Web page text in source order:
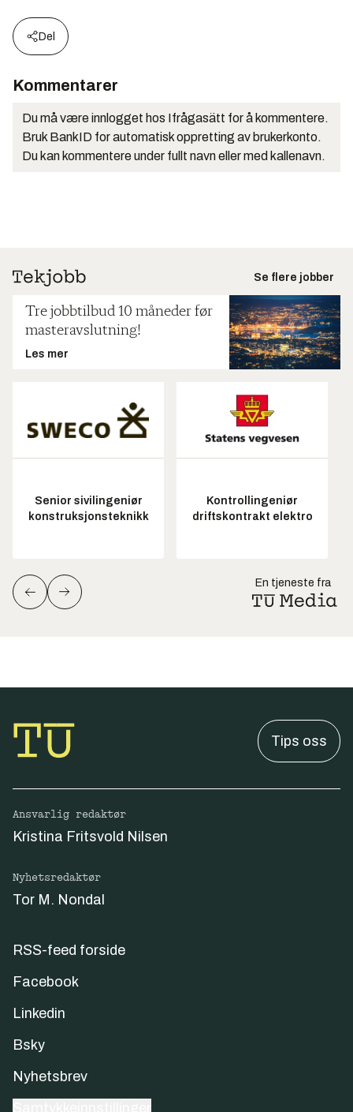
Del
Kommentarer
Du må være innlogget hos Ifrågasätt for å kommentere.
Bruk BankID for automatisk oppretting av brukerkonto.
Du kan kommentere under fullt navn eller med kallenavn.
Se flere jobber
Tre jobbtilbud 10 måneder før
masteravslutning!
Les mer
Senior sivilingeniør
konstruksjonsteknikk
Kontrollingeniør
driftskontrakt elektro
En tjeneste fra
Tips oss
Ansvarlig redaktør
Kristina Fritsvold Nilsen
Nyhetsredaktør
Tor M. Nondal
RSS-feed forside
Facebook
Linkedin
Bsky
Nyhetsbrev